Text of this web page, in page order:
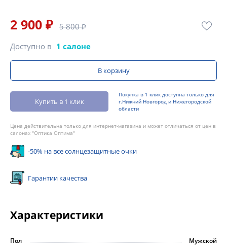
2 900 ₽ 5 800 ₽
Доступно в 1 салоне
В корзину
Купить в 1 клик
Покупка в 1 клик доступна только для
г.Нижний Новгород и Нижегородской
области
Цена действительна только для интернет-магазина и может отличаться от цен в
салонах "Оптика Оптима"
-50% на все солнцезащитные очки
Гарантии качества
Характеристики
Пол
Мужской